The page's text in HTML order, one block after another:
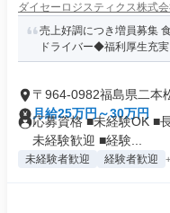
ダイセーロジスティクス株式
売上好調につき増員募集
ドライバー◆福利厚生充実
〒964-0982福島県二本
月給25万円～30万円
応募資格 ■未経験OK ■
未経験歓迎 ■経験...
未経験者歓迎 経験者歓迎